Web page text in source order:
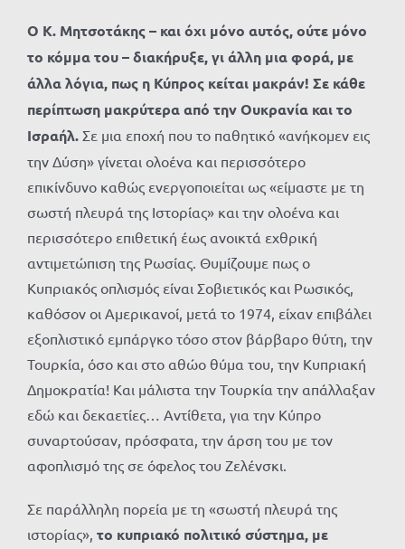
Ο Κ. Μητσοτάκης – και όχι μόνο αυτός, ούτε μόνο
το κόμμα του – διακήρυξε, γι άλλη μια φορά, με
άλλα λόγια, πως η Κύπρος κείται μακράν! Σε κάθε
περίπτωση μακρύτερα από την Ουκρανία και το
Ισραήλ. Σε μια εποχή που το παθητικό «ανήκομεν εις
την Δύση» γίνεται ολοένα και περισσότερο
επικίνδυνο καθώς ενεργοποιείται ως «είμαστε με τη
σωστή πλευρά της Ιστορίας» και την ολοένα και
περισσότερο επιθετική έως ανοικτά εχθρική
αντιμετώπιση της Ρωσίας. Θυμίζουμε πως ο
Κυπριακός οπλισμός είναι Σοβιετικός και Ρωσικός,
καθόσον οι Αμερικανοί, μετά το 1974, είχαν επιβάλει
εξοπλιστικό εμπάργκο τόσο στον βάρβαρο θύτη, την
Τουρκία, όσο και στο αθώο θύμα του, την Κυπριακή
Δημοκρατία! Και μάλιστα την Τουρκία την απάλλαξαν
εδώ και δεκαετίες… Αντίθετα, για την Κύπρο
συναρτούσαν, πρόσφατα, την άρση του με τον
αφοπλισμό της σε όφελος του Ζελένσκι.
Σε παράλληλη πορεία με τη «σωστή πλευρά της
ιστορίας», το κυπριακό πολιτικό σύστημα, με